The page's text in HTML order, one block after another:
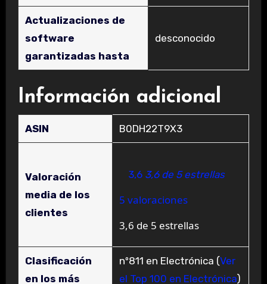
Actualizaciones de
software
garantizadas hasta
‎desconocido
Información adicional
ASIN B0DH22T9X3
Valoración
media de los
clientes
3,6 3,6 de 5 estrellas
5 valoraciones
3,6 de 5 estrellas
Clasificación
en los más
nº811 en Electrónica (Ver
el Top 100 en Electrónica)